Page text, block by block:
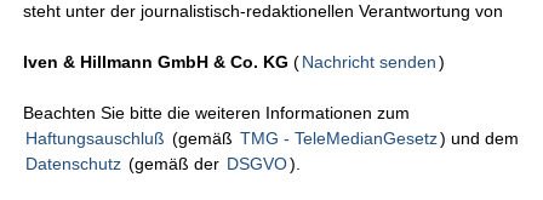
steht unter der journalistisch-redaktionellen Verantwortung von
Iven & Hillmann GmbH & Co. KG (Nachricht senden )
Beachten Sie bitte die weiteren Informationen zum
Haftungsauschluß (gemäß TMG - TeleMedianGesetz) und dem
Datenschutz (gemäß der DSGVO).